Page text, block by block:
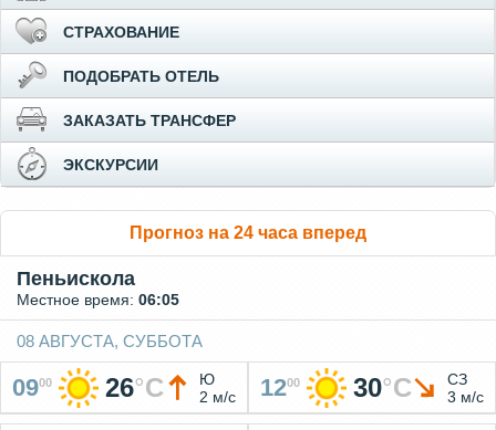
СТРАХОВАНИЕ
ПОДОБРАТЬ ОТЕЛЬ
ЗАКАЗАТЬ ТРАНСФЕР
ЭКСКУРСИИ
Прогноз на 24 часа вперед
Пеньискола
Местное время: 06:05
08 АВГУСТА, СУББОТА
0900 26°C
Ю
2 м/с
1200 30°C
СЗ
3 м/с